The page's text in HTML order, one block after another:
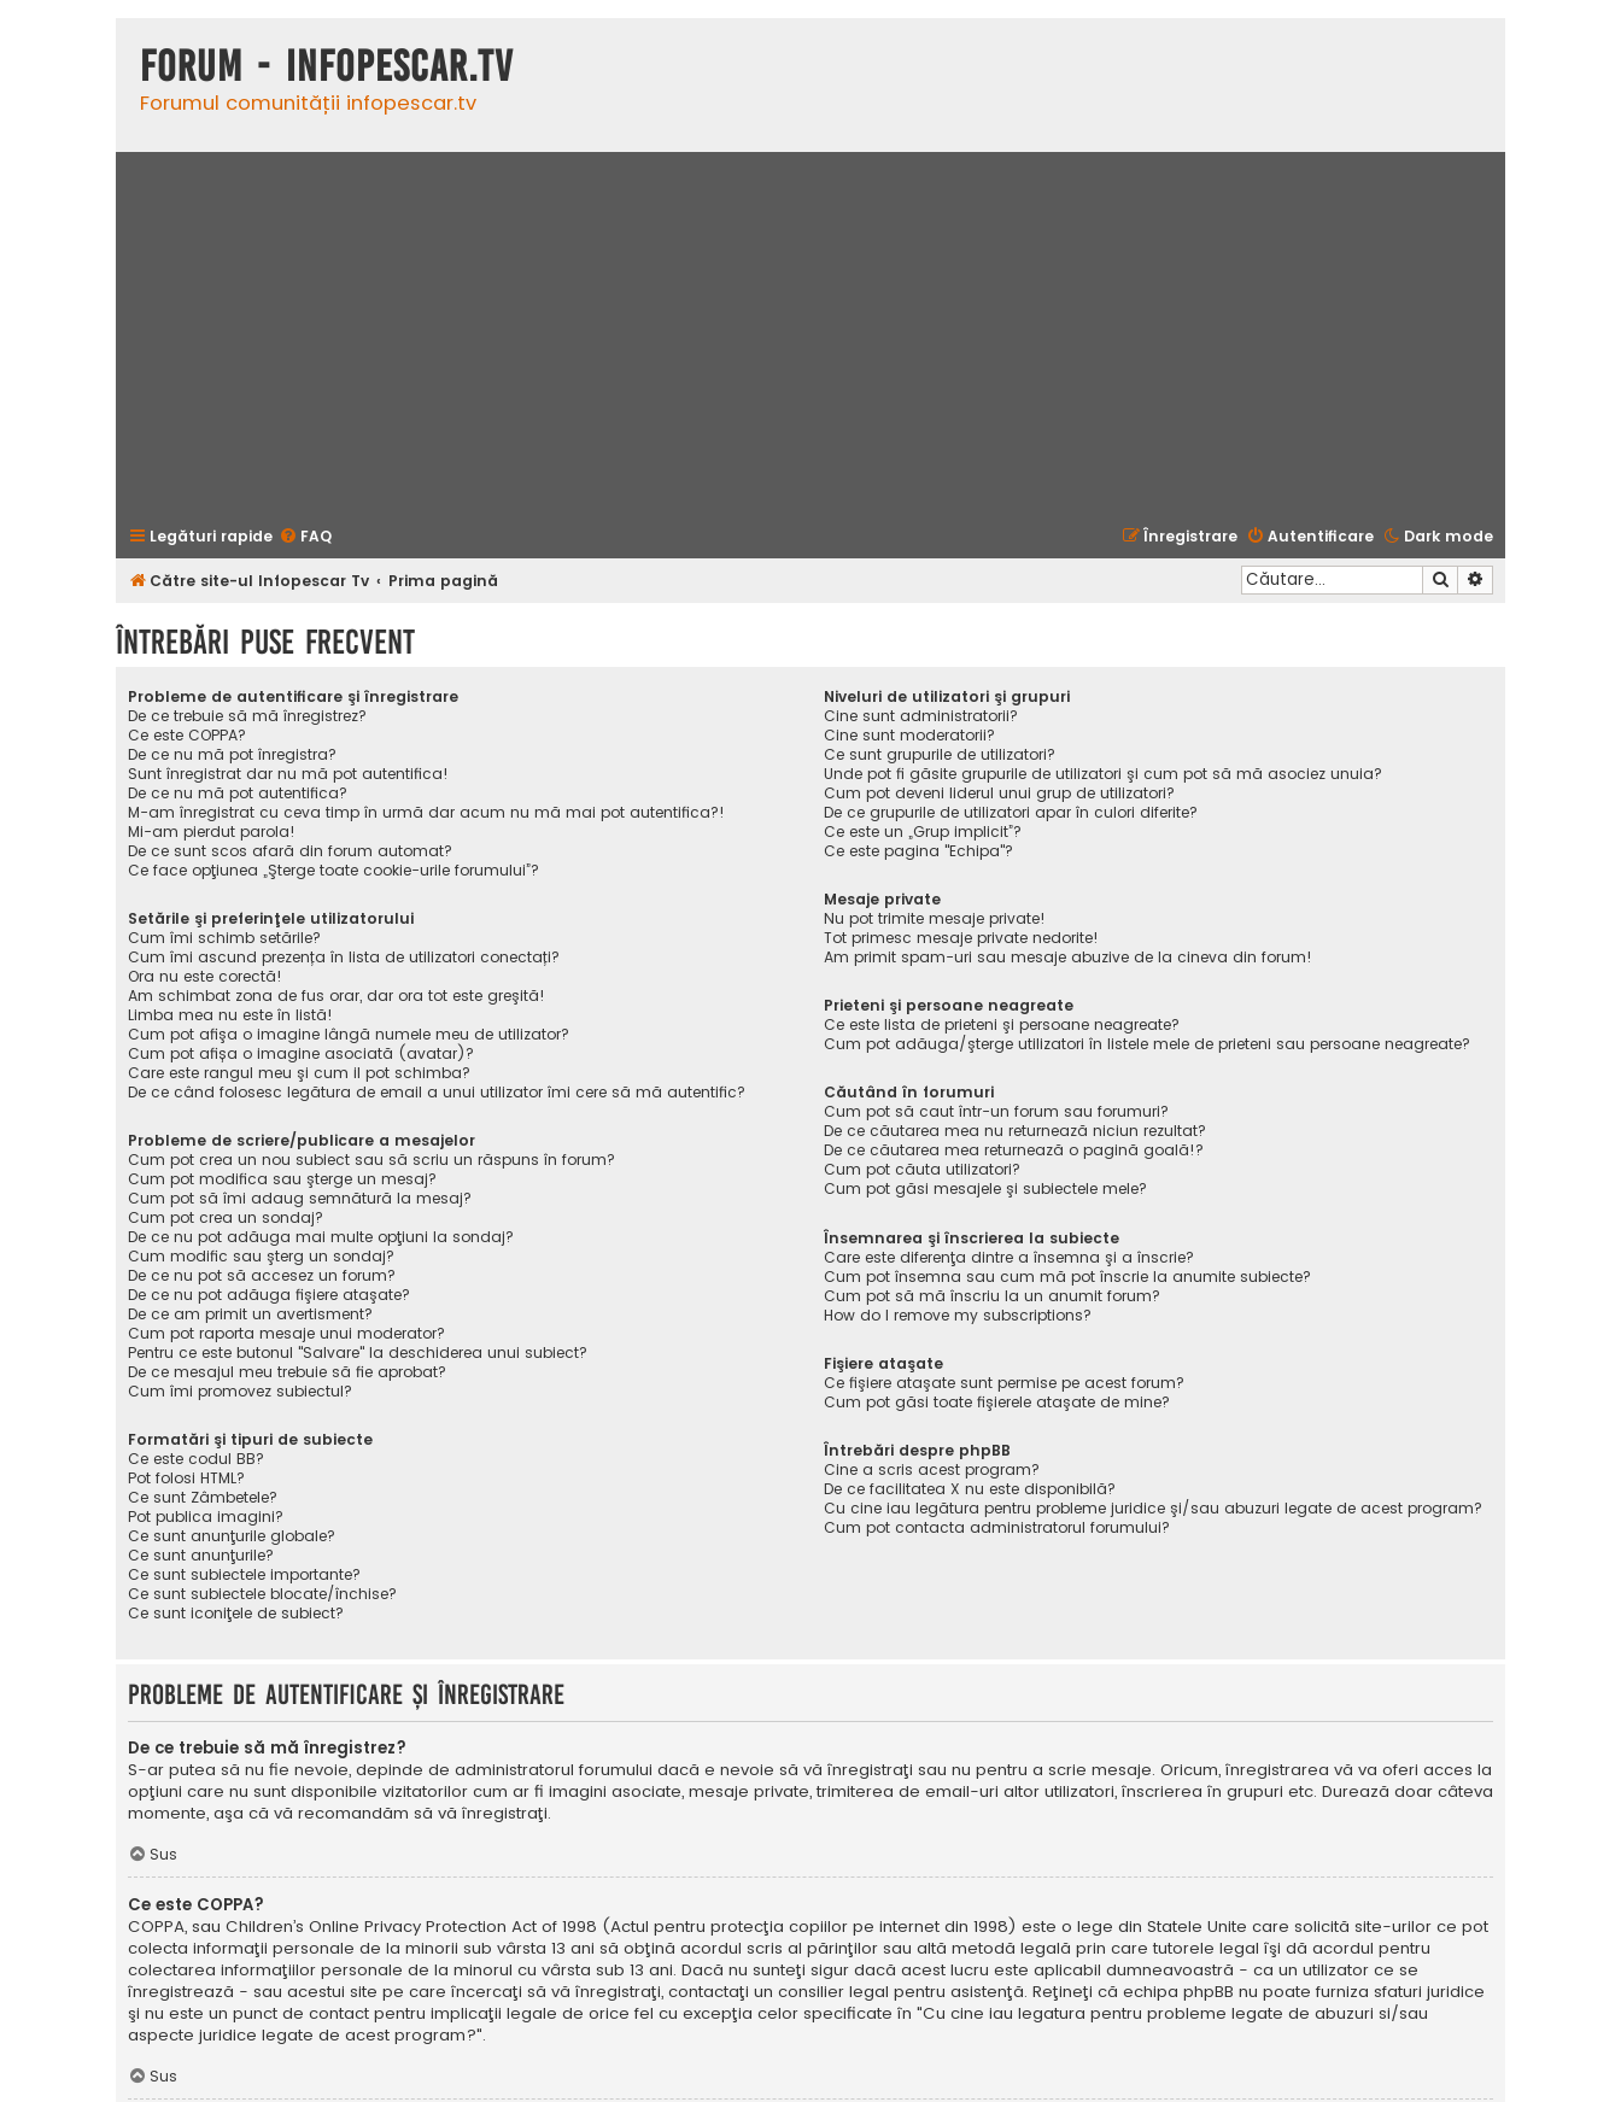
Forum - InfoPescar.Tv
Forumul comunității infopescar.tv
Legături rapide Dark mode
FAQ Autentificare
Înregistrare
Către site-ul Infopescar Tv Prima pagină Căutare
Întrebări puse frecvent
Probleme de autentificare şi înregistrare
De ce trebuie să mă înregistrez?
Ce este COPPA?
De ce nu mă pot înregistra?
Sunt înregistrat dar nu mă pot autentifica!
De ce nu mă pot autentifica?
M-am înregistrat cu ceva timp în urmă dar acum nu mă mai pot autentifica?!
Mi-am pierdut parola!
De ce sunt scos afară din forum automat?
Ce face opţiunea „Şterge toate cookie-urile forumului”?
Setările şi preferinţele utilizatorului
Cum îmi schimb setările?
Cum îmi ascund prezența în lista de utilizatori conectați?
Ora nu este corectă!
Am schimbat zona de fus orar, dar ora tot este greşită!
Limba mea nu este în listă!
Cum pot afişa o imagine lângă numele meu de utilizator?
Cum pot afișa o imagine asociată (avatar)?
Care este rangul meu şi cum il pot schimba?
De ce când folosesc legătura de email a unui utilizator îmi cere să mă autentific?
Probleme de scriere/publicare a mesajelor
Cum pot crea un nou subiect sau să scriu un răspuns în forum?
Cum pot modifica sau şterge un mesaj?
Cum pot să îmi adaug semnătură la mesaj?
Cum pot crea un sondaj?
De ce nu pot adăuga mai multe opţiuni la sondaj?
Cum modific sau şterg un sondaj?
De ce nu pot să accesez un forum?
De ce nu pot adăuga fişiere ataşate?
De ce am primit un avertisment?
Cum pot raporta mesaje unui moderator?
Pentru ce este butonul "Salvare" la deschiderea unui subiect?
De ce mesajul meu trebuie să fie aprobat?
Cum îmi promovez subiectul?
Formatări şi tipuri de subiecte
Ce este codul BB?
Pot folosi HTML?
Ce sunt Zâmbetele?
Pot publica imagini?
Ce sunt anunţurile globale?
Ce sunt anunţurile?
Ce sunt subiectele importante?
Ce sunt subiectele blocate/închise?
Ce sunt iconiţele de subiect?
Niveluri de utilizatori şi grupuri
Cine sunt administratorii?
Cine sunt moderatorii?
Ce sunt grupurile de utilizatori?
Unde pot fi găsite grupurile de utilizatori şi cum pot să mă asociez unuia?
Cum pot deveni liderul unui grup de utilizatori?
De ce grupurile de utilizatori apar în culori diferite?
Ce este un „Grup implicit”?
Ce este pagina "Echipa"?
Mesaje private
Nu pot trimite mesaje private!
Tot primesc mesaje private nedorite!
Am primit spam-uri sau mesaje abuzive de la cineva din forum!
Prieteni şi persoane neagreate
Ce este lista de prieteni şi persoane neagreate?
Cum pot adăuga/şterge utilizatori în listele mele de prieteni sau persoane neagreate?
Căutând în forumuri
Cum pot să caut într-un forum sau forumuri?
De ce căutarea mea nu returnează niciun rezultat?
De ce căutarea mea returnează o pagină goală!?
Cum pot căuta utilizatori?
Cum pot găsi mesajele şi subiectele mele?
Însemnarea şi înscrierea la subiecte
Care este diferenţa dintre a însemna şi a înscrie?
Cum pot însemna sau cum mă pot înscrie la anumite subiecte?
Cum pot să mă înscriu la un anumit forum?
How do I remove my subscriptions?
Fişiere ataşate
Ce fişiere ataşate sunt permise pe acest forum?
Cum pot găsi toate fişierele ataşate de mine?
Întrebări despre phpBB
Cine a scris acest program?
De ce facilitatea X nu este disponibilă?
Cu cine iau legătura pentru probleme juridice şi/sau abuzuri legate de acest program?
Cum pot contacta administratorul forumului?
Probleme de autentificare şi înregistrare
De ce trebuie să mă înregistrez?
S-ar putea să nu fie nevoie, depinde de administratorul forumului dacă e nevoie să vă înregistraţi sau nu pentru a scrie mesaje. Oricum, înregistrarea vă va oferi acces la
opţiuni care nu sunt disponibile vizitatorilor cum ar fi imagini asociate, mesaje private, trimiterea de email-uri altor utilizatori, înscrierea în grupuri etc. Durează doar câteva
momente, aşa că vă recomandăm să vă înregistraţi.
Sus
Ce este COPPA?
COPPA, sau Children’s Online Privacy Protection Act of 1998 (Actul pentru protecţia copiilor pe internet din 1998) este o lege din Statele Unite care solicită site-urilor ce pot
colecta informaţii personale de la minorii sub vârsta 13 ani să obţină acordul scris al părinţilor sau altă metodă legală prin care tutorele legal îşi dă acordul pentru
colectarea informaţiilor personale de la minorul cu vârsta sub 13 ani. Dacă nu sunteţi sigur dacă acest lucru este aplicabil dumneavoastră - ca un utilizator ce se
înregistrează - sau acestui site pe care încercaţi să vă înregistraţi, contactaţi un consilier legal pentru asistenţă. Reţineţi că echipa phpBB nu poate furniza sfaturi juridice
şi nu este un punct de contact pentru implicaţii legale de orice fel cu excepţia celor specificate în "Cu cine iau legatura pentru probleme legate de abuzuri si/sau
aspecte juridice legate de acest program?".
Sus